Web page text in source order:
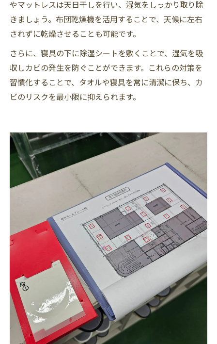
やマットレスは天日干しを行い、湿気をしっかり取り除
きましょう。布団乾燥機を活用することで、天候に左右
されずに乾燥させることも可能です。
さらに、寝具の下に除湿シートを敷くことで、湿気を吸
収しカビの発生を防ぐことができます。これらの対策を
習慣化することで、タオルや寝具を常に清潔に保ち、カ
ビのリスクを最小限に抑えられます。